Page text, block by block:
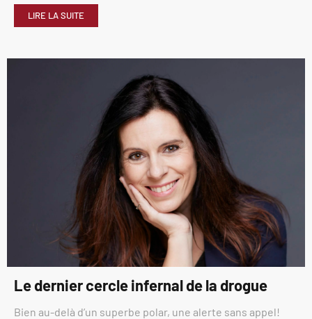
LIRE LA SUITE
Le dernier cercle infernal de la drogue
Bien au-delà d’un superbe polar, une alerte sans appel!